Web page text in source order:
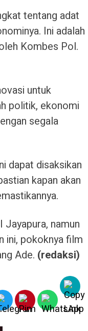
tentang adat
Ini adalah
Kombes Pol.
untuk
politik, ekonomi
segala
dapat disaksikan
kapan akan
Jayapura, namun
ini, pokoknya film
Ade. (redaksi)